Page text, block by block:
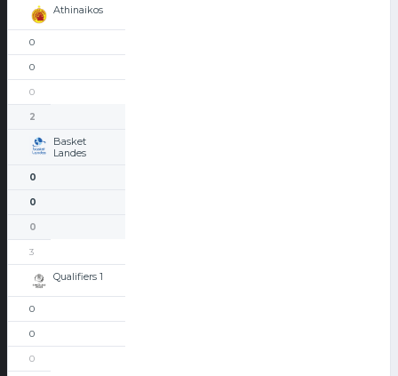
Athinaikos
0
0
0
2
Basket
Landes
0
0
0
3
Qualifiers 1
0
0
0